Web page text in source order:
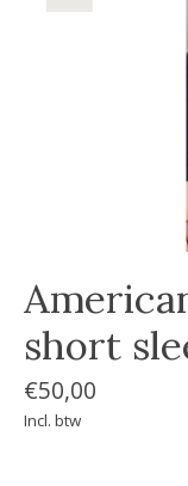
short
€50,00
Incl. btw